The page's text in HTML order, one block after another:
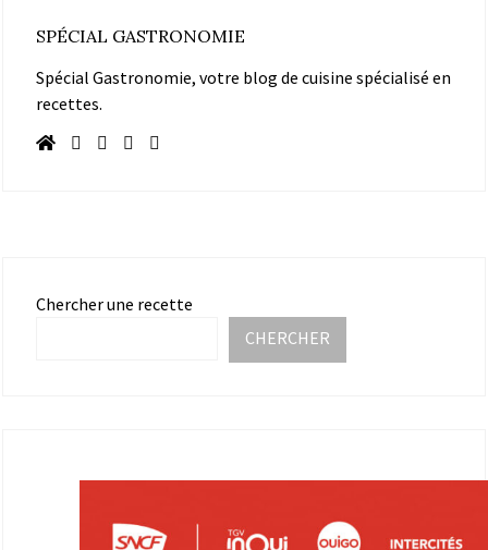
SPÉCIAL GASTRONOMIE
Spécial Gastronomie, votre blog de cuisine spécialisé en
recettes.
Chercher une recette
CHERCHER